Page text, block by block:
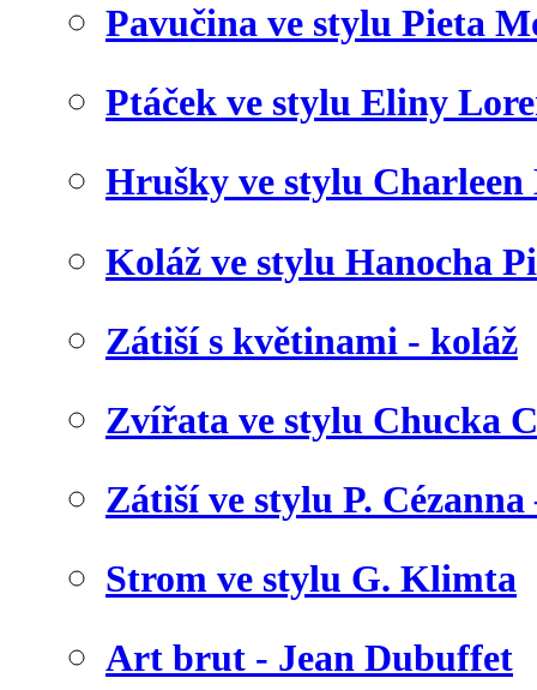
Pavučina ve stylu Pieta
Ptáček ve stylu Eliny
Hrušky ve stylu
Koláž ve stylu Hanocha
Zátiší s květinami - koláž
Zvířata ve stylu Chucka
Zátiší ve stylu P.
Strom ve stylu G. Klimta
Art brut - Jean Dubuffet